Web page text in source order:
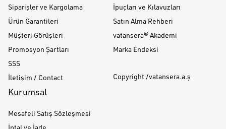
Siparişler ve Kargolama
Ürün Garantileri
Müşteri Görüşleri
Promosyon Şartları
SSS
İletişim / Contact
İpuçları ve Kılavuzları
Satın Alma Rehberi
vatansera® Akademi
Marka Endeksi
Copyright /vatansera.a.ş
Kurumsal
Mesafeli Satış Sözleşmesi
İptal ve İade